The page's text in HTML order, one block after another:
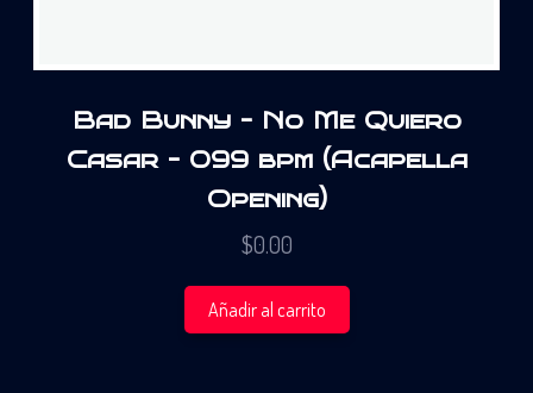
Bad Bunny – No Me Quiero
Casar – 099 bpm (Acapella
Opening)
$0.00
Añadir al carrito